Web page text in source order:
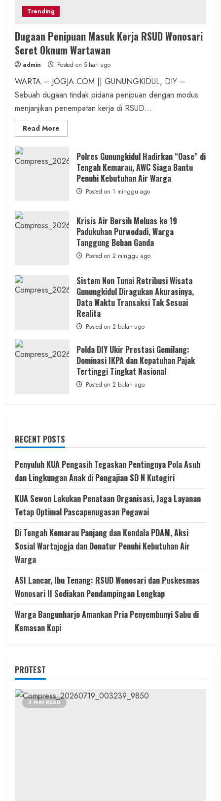
Trending
Dugaan Penipuan Masuk Kerja RSUD Wonosari
Seret Oknum Wartawan
admin Posted on 5 hari ago
WARTA – JOGJA.COM || GUNUNGKIDUL, DIY –
Sebuah dugaan tindak pidana penipuan dengan modus
menjanjikan penempatan kerja di RSUD...
Read More
more
Penipuan
Masuk
RSUD
Wonosari
Seret
Oknum
Polres Gunungkidul Hadirkan “Oase” di
Tengah Kemarau, AWC Siaga Bantu
Penuhi Kebutuhan Air Warga
Posted on 1 minggu ago
Krisis Air Bersih Meluas ke 19
Padukuhan Purwodadi, Warga
Tanggung Beban Ganda
Posted on 2 minggu ago
Sistem Non Tunai Retribusi Wisata
Gunungkidul Diragukan Akurasinya,
Data Waktu Transaksi Tak Sesuai
Realita
Posted on 2 bulan ago
Polda DIY Ukir Prestasi Gemilang:
Dominasi IKPA dan Kepatuhan Pajak
Tertinggi Tingkat Nasional
Posted on 2 bulan ago
RECENT POSTS
Penyuluh KUA Pengasih Tegaskan Pentingnya Pola Asuh
dan Lingkungan Anak di Pengajian SD N Kutogiri
KUA Sewon Lakukan Penataan Organisasi, Jaga Layanan
Tetap Optimal Pascapenugasan Pegawai
Di Tengah Kemarau Panjang dan Kendala PDAM, Aksi
Sosial Wartajogja dan Donatur Penuhi Kebutuhan Air
Warga
ASI Lancar, Ibu Tenang: RSUD Wonosari dan Puskesmas
Wonosari II Sediakan Pendampingan Lengkap
Warga Bangunharjo Amankan Pria Penyembunyi Sabu di
Kemasan Kopi
PROTEST
3 MIN READ